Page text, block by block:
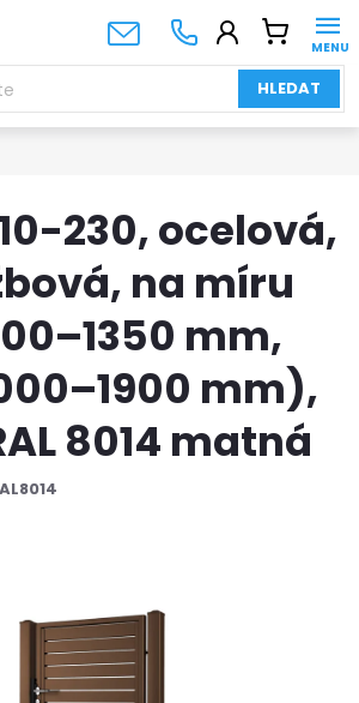
HLEDAT
NÁKUPNÍ
KOŠÍK
230, ocelová,
na míru
mm,
mm),
8014 matná